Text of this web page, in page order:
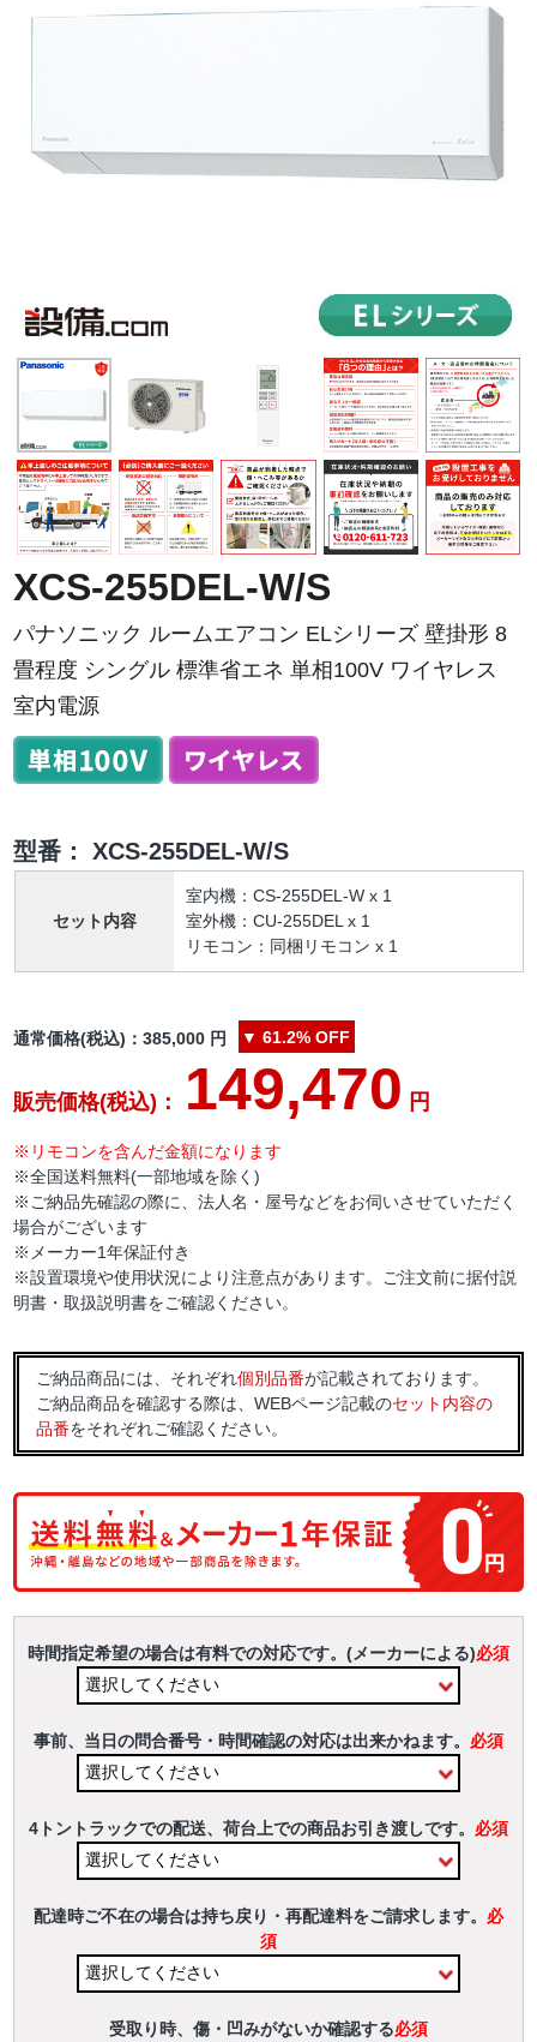
XCS-255DEL-W/S
パナソニック ルームエアコン ELシリーズ 壁掛形 8
畳程度 シングル 標準省エネ 単相100V ワイヤレス
室内電源
型番： XCS-255DEL-W/S
セット内容
室内機：CS-255DEL-W x 1
室外機：CU-255DEL x 1
リモコン：同梱リモコン x 1
通常価格(税込)：385,000 円 ▼ 61.2% OFF
販売価格(税込)： 149,470 円
※リモコンを含んだ金額になります
※全国送料無料(一部地域を除く)
※ご納品先確認の際に、法人名・屋号などをお伺いさせていただく
場合がございます
※メーカー1年保証付き
※設置環境や使用状況により注意点があります。ご注文前に据付説
明書・取扱説明書をご確認ください。
ご納品商品には、それぞれ個別品番が記載されております。
ご納品商品を確認する際は、WEBページ記載のセット内容の
品番をそれぞれご確認ください。
時間指定希望の場合は有料での対応です。(メーカーによる)必須
事前、当日の問合番号・時間確認の対応は出来かねます。 必須
4トントラックでの配送、荷台上での商品お引き渡しです。 必須
配達時ご不在の場合は持ち戻り・再配達料をご請求します。 必
須
受取り時、傷・凹みがないか確認する必須